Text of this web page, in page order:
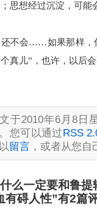
思想经过沉淀，可能
还不会……如果那样，
真儿”，也许，以后
于2010年6月8日
您可以通过RSS
留言 ，或者从您自
么一定要和鲁
有碍人性”有2篇